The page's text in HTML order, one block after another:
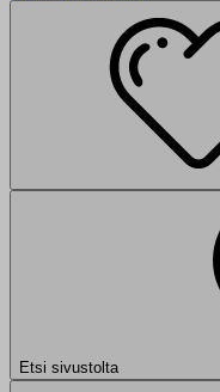
Etsi sivustolta